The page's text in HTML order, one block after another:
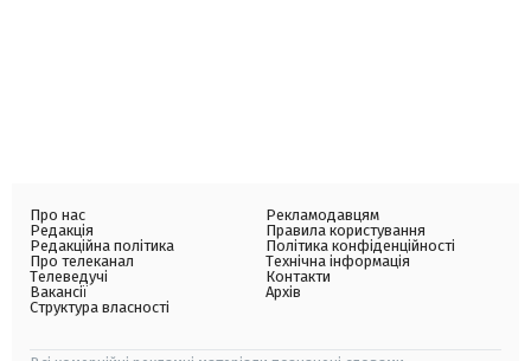
Про нас
Редакція
Редакційна політика
Про телеканал
Телеведучі
Вакансії
Структура власності
Рекламодавцям
Правила користування
Політика конфіденційності
Технічна інформація
Контакти
Архів